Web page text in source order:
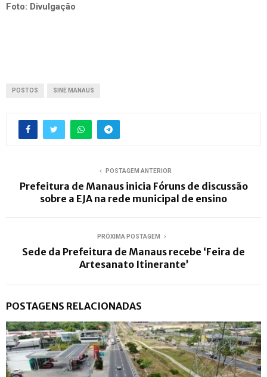
Foto: Divulgação
POSTOS SINE MANAUS
POSTAGEM ANTERIOR
Prefeitura de Manaus inicia Fóruns de discussão
sobre a EJA na rede municipal de ensino
PRÓXIMA POSTAGEM
Sede da Prefeitura de Manaus recebe ‘Feira de
Artesanato Itinerante’
POSTAGENS RELACIONADAS